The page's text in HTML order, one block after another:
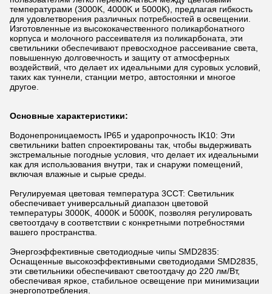
температурами (3000K, 4000K и 5000K), предлагая гибкость
для удовлетворения различных потребностей в освещении.
Изготовленные из высококачественного поликарбонатного
корпуса и молочного рассеивателя из поликарбоната, эти
светильники обеспечивают превосходное рассеивание света,
повышенную долговечность и защиту от атмосферных
воздействий, что делает их идеальными для суровых условий,
таких как туннели, станции метро, ​​автостоянки и многое
другое.
Основные характеристики:
Водонепроницаемость IP65 и ударопрочность IK10: Эти
светильники batten спроектированы так, чтобы выдерживать
экстремальные погодные условия, что делает их идеальными
как для использования внутри, так и снаружи помещений,
включая влажные и сырые среды.
Регулируемая цветовая температура 3CCT: Светильник
обеспечивает универсальный диапазон цветовой
температуры 3000K, 4000K и 5000K, позволяя регулировать
светоотдачу в соответствии с конкретными потребностями
вашего пространства.
Энергоэффективные светодиодные чипы SMD2835:
Оснащенные высокоэффективными светодиодами SMD2835,
эти светильники обеспечивают светоотдачу до 220 лм/Вт,
обеспечивая яркое, стабильное освещение при минимизации
энергопотребления.